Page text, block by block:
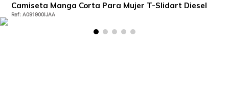
Camiseta Manga Corta Para Mujer T-Slidart Diesel
Ref:A091900IJAA